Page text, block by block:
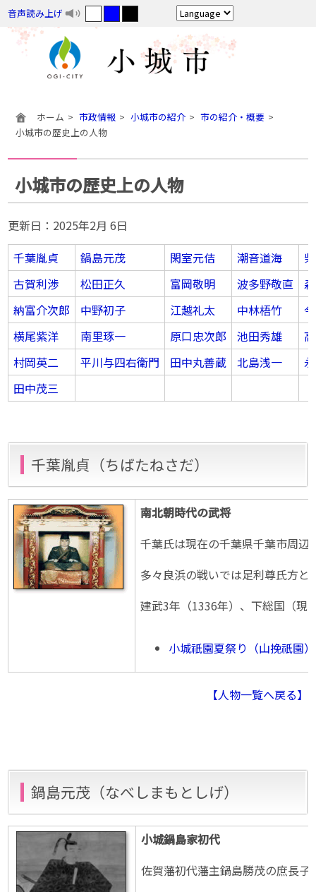
音声読み上げ
ホーム 市政情報 小城市の紹介
市の紹介・概要
小城市の歴史上の人物
小城市の歴史上の人物
更新日： 2025年2月 6日
千葉胤貞
鍋島元茂 閑室元佶 潮音道海
古賀利渉
松田正久 富岡敬明 波多野敬直
納富介次郎
中野初子 江越礼太 中林梧竹
横尾紫洋
南里琢一 原口忠次郎 池田秀雄
村岡英二
平川与四右衛門 田中丸善蔵 北島浅一
田中茂三
千葉胤貞（ちばたねさだ）
南北朝時代の武将
千葉氏は現在の千葉県千葉市周
多々良浜の戦いでは足利尊氏方
建武3年（1336年）、下総国（現
小城祇園夏祭り（山挽祇園）
【人物一覧へ戻る】
鍋島元茂（なべしまもとしげ）
小城鍋島家初代
佐賀藩初代藩主鍋島勝茂の庶長